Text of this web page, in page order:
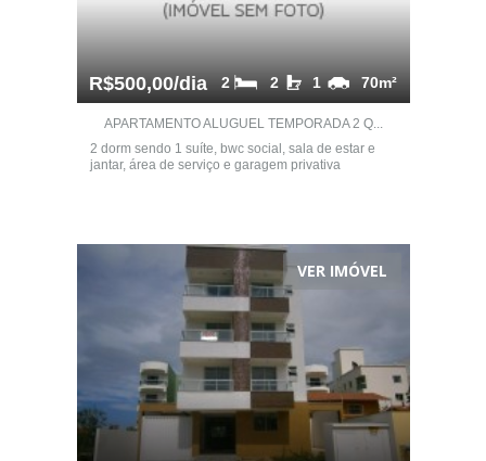
R$500,00/dia 70m²
1
2
2
APARTAMENTO ALUGUEL TEMPORADA 2 Q...
2 dorm sendo 1 suíte, bwc social, sala de estar e
jantar, área de serviço e garagem privativa
VER IMÓVEL